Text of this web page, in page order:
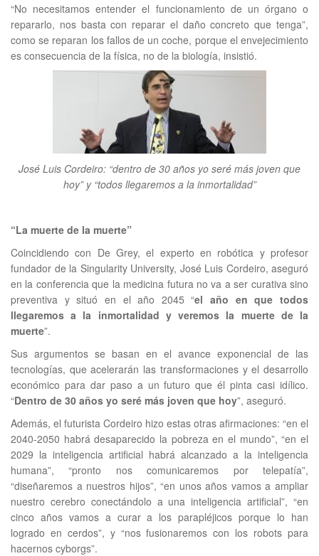
“No necesitamos entender el funcionamiento de un órgano o
repararlo, nos basta con reparar el daño concreto que tenga”,
como se reparan los fallos de un coche, porque el envejecimiento
es consecuencia de la física, no de la biología, insistió.
José Luis Cordeiro: “dentro de 30 años yo seré más joven que
hoy” y “todos llegaremos a la inmortalidad”
“La muerte de la muerte”
Coincidiendo con De Grey, el experto en robótica y profesor
fundador de la Singularity University, José Luis Cordeiro, aseguró
en la conferencia que la medicina futura no va a ser curativa sino
preventiva y situó en el año 2045 “el año en que todos
llegaremos a la inmortalidad y veremos la muerte de la
muerte”.
Sus argumentos se basan en el avance exponencial de las
tecnologías, que acelerarán las transformaciones y el desarrollo
económico para dar paso a un futuro que él pinta casi idílico.
“Dentro de 30 años yo seré más joven que hoy”, aseguró.
Además, el futurista Cordeiro hizo estas otras afirmaciones: “en el
2040-2050 habrá desaparecido la pobreza en el mundo”, “en el
2029 la inteligencia artificial habrá alcanzado a la inteligencia
humana”, “pronto nos comunicaremos por telepatía”,
“diseñaremos a nuestros hijos”, “en unos años vamos a ampliar
nuestro cerebro conectándolo a una inteligencia artificial”, “en
cinco años vamos a curar a los parapléjicos porque lo han
logrado en cerdos”, y “nos fusionaremos con los robots para
hacernos cyborgs”.